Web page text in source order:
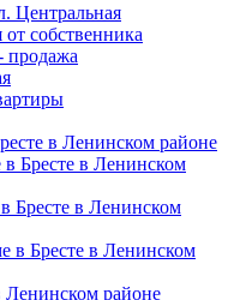
Центральная
собственника
продажа
в Ленинском районе
Бресте в Ленинском
Бресте в Ленинском
в Бресте в Ленинском
Ленинском районе